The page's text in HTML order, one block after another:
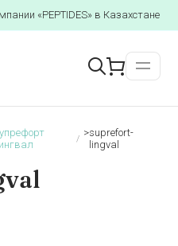
«PEPTIDES» в Казахстане
>suprefort-
lingval